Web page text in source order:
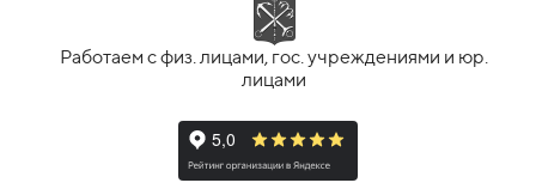
Работаем с физ. лицами, гос. учреждениями и юр.
лицами